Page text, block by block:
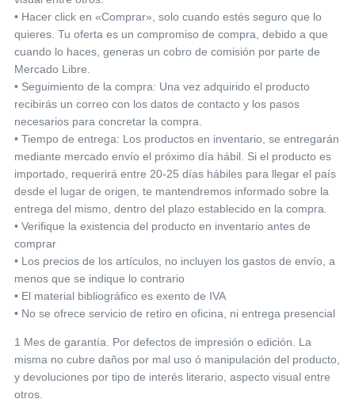
• Hacer click en «Comprar», solo cuando estés seguro que lo
quieres. Tu oferta es un compromiso de compra, debido a que
cuando lo haces, generas un cobro de comisión por parte de
Mercado Libre.
• Seguimiento de la compra: Una vez adquirido el producto
recibirás un correo con los datos de contacto y los pasos
necesarios para concretar la compra.
• Tiempo de entrega: Los productos en inventario, se entregarán
mediante mercado envío el próximo día hábil. Si el producto es
importado, requerirá entre 20-25 días hábiles para llegar el país
desde el lugar de origen, te mantendremos informado sobre la
entrega del mismo, dentro del plazo establecido en la compra.
• Verifique la existencia del producto en inventario antes de
comprar
• Los precios de los artículos, no incluyen los gastos de envío, a
menos que se indique lo contrario
• El material bibliográfico es exento de IVA
• No se ofrece servicio de retiro en oficina, ni entrega presencial
1 Mes de garantía. Por defectos de impresión o edición. La
misma no cubre daños por mal uso ó manipulación del producto,
y devoluciones por tipo de interés literario, aspecto visual entre
otros.